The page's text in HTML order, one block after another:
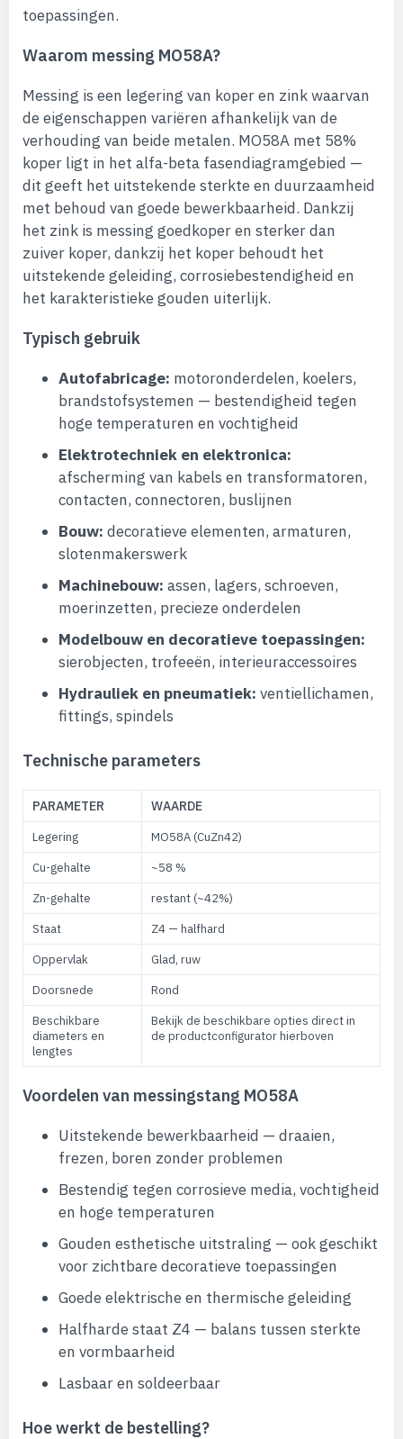
toepassingen.
Waarom messing MO58A?
Messing is een legering van koper en zink waarvan
de eigenschappen variëren afhankelijk van de
verhouding van beide metalen. MO58A met 58%
koper ligt in het alfa-beta fasendiagramgebied —
dit geeft het uitstekende sterkte en duurzaamheid
met behoud van goede bewerkbaarheid. Dankzij
het zink is messing goedkoper en sterker dan
zuiver koper, dankzij het koper behoudt het
uitstekende geleiding, corrosiebestendigheid en
het karakteristieke gouden uiterlijk.
Typisch gebruik
Autofabricage: motoronderdelen, koelers,
brandstofsystemen — bestendigheid tegen
hoge temperaturen en vochtigheid
Elektrotechniek en elektronica:
afscherming van kabels en transformatoren,
contacten, connectoren, buslijnen
Bouw: decoratieve elementen, armaturen,
slotenmakerswerk
Machinebouw: assen, lagers, schroeven,
moerinzetten, precieze onderdelen
Modelbouw en decoratieve toepassingen:
sierobjecten, trofeeën, interieuraccessoires
Hydrauliek en pneumatiek: ventiellichamen,
fittings, spindels
Technische parameters
PARAMETER WAARDE
Legering
MO58A (CuZn42)
Cu-gehalte
~58 %
Zn-gehalte
restant (~42%)
Staat
Z4 — halfhard
Oppervlak
Glad, ruw
Doorsnede
Rond
Beschikbare
diameters en
lengtes
Bekijk de beschikbare opties direct in
de productconfigurator hierboven
Voordelen van messingstang MO58A
Uitstekende bewerkbaarheid — draaien,
frezen, boren zonder problemen
Bestendig tegen corrosieve media, vochtigheid
en hoge temperaturen
Gouden esthetische uitstraling — ook geschikt
voor zichtbare decoratieve toepassingen
Goede elektrische en thermische geleiding
Halfharde staat Z4 — balans tussen sterkte
en vormbaarheid
Lasbaar en soldeerbaar
Hoe werkt de bestelling?